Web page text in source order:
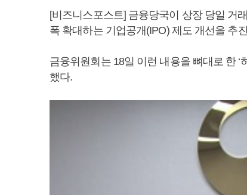
[비즈니스포스트] 금융당국이 상장 당일 거
폭 확대하는 기업공개(IPO) 제도 개선을 추
금융위원회는 18일 이런 내용을 뼈대로 한
했다.